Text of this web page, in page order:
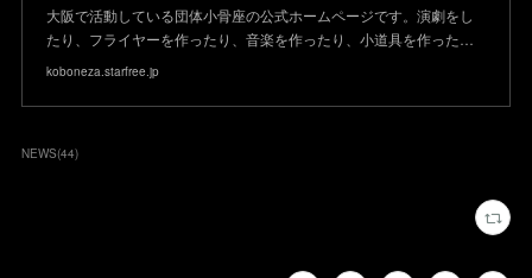
大阪で活動している団体小骨座の公式ホームページです。演劇をし
たり、フライヤーを作ったり、音楽を作ったり、小道具を作った…
koboneza.starfree.jp
NEWS(44)